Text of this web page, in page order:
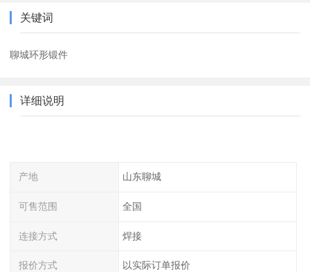
关键词
聊城环形锻件
详细说明
产地 山东聊城
可售范围 全国
连接方式 焊接
报价方式 以实际订单报价